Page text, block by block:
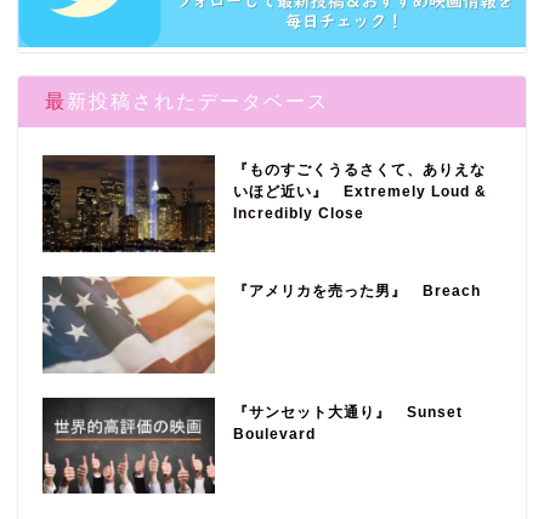
最新投稿されたデータベース
『ものすごくうるさくて、ありえな
いほど近い』 Extremely Loud &
Incredibly Close
『アメリカを売った男』 Breach
『サンセット大通り』 Sunset
Boulevard